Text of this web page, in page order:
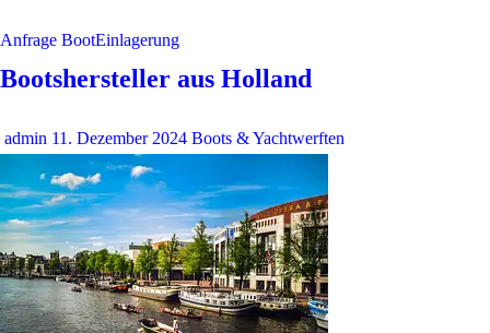
Anfrage BootEinlagerung
Bootshersteller aus Holland
admin 11. Dezember 2024 Boots & Yachtwerften